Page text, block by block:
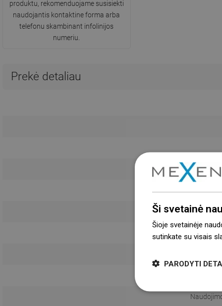
produktu, rekomenduojame susisiekti
naudojantis kontaktine forma arba
telefonu skambinant infolinijos
numeriu.
Prekė detaliau
Ši svetainė
Šioje svetainėje
sutinkate su visais
PARODYTI